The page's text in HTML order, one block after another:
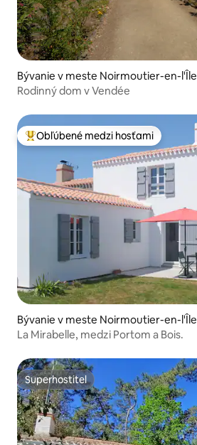
Bývanie v meste Noirmoutier-en-l'Île
Rodinný dom v Vendée
Najobľúbenejšie medzi hosťami
Obľúbené medzi hosťami
Bývanie v meste Noirmoutier-en-l'Île
La Mirabelle, medzi Portom a Bois.
Superhostiteľ
Superhostiteľ